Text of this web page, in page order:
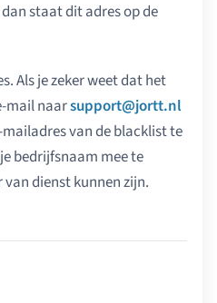
staat dit adres op de
Als je zeker weet dat het
mail naarsupport@jortt.nl
van de blacklist te
bedrijfsnaam mee te
dienst kunnen zijn.